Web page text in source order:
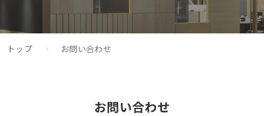
トップ お問い合わせ
お問い合わせ